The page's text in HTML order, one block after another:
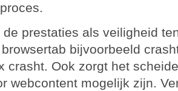
de prestaties als veiligheid
bijvoorbeeld
crasht. Ook zorgt het
webcontent mogelijk zijn.